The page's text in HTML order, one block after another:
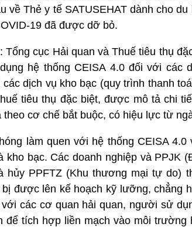
về Thẻ y tế SATUSEHAT dành cho
19 đã được dỡ bỏ.
Tổng cục Hải quan và Thuế tiêu thụ
hệ thống CEISA 4.0 đối với các
dịch vụ kho bạc (quy trình thanh
tiêu thụ đặc biệt, được mô tả chi
cơ chế bắt buộc, có hiệu lực từ
làm quen với hệ thống CEISA
kho bạc. Các doanh nghiệp và PPJK
PPFTZ (Khu thương mại tự do)
được lên kế hoạch kỹ lưỡng, chẳng
các cơ quan hải quan, người sử
để tích hợp liền mạch vào môi trường